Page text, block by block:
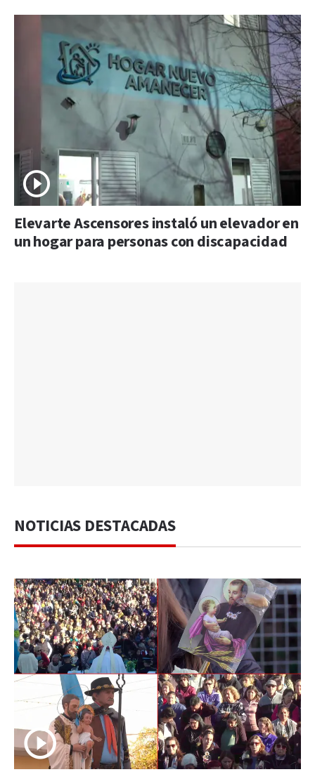
Elevarte Ascensores instaló un elevador en
un hogar para personas con discapacidad
NOTICIAS DESTACADAS